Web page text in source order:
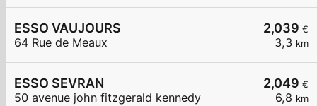
2,039 €
3,3 km
ESSO VAUJOURS
64 Rue de Meaux
2,049 €
6,8 km
ESSO SEVRAN
50 avenue john fitzgerald kennedy